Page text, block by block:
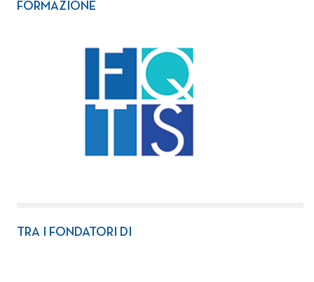
FORMAZIONE
TRA I FONDATORI DI